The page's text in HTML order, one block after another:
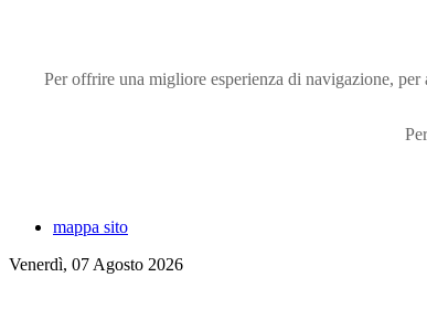
Per offrire una migliore esperienza di navigazione,
mappa sito
Venerdì, 07 Agosto 2026